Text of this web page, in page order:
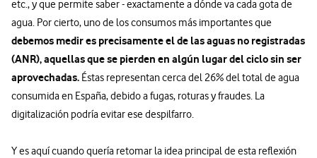
etc., y que permite saber - exactamente a dónde va cada gota de
agua. Por cierto, uno de los consumos más importantes que
debemos medir es precisamente el de las aguas no registradas
(ANR), aquellas que se pierden en algún lugar del ciclo sin ser
aprovechadas. Éstas representan cerca del 26% del total de agua
consumida en España, debido a fugas, roturas y fraudes. La
digitalización podría evitar ese despilfarro.
Y es aquí cuando quería retomar la idea principal de esta reflexión